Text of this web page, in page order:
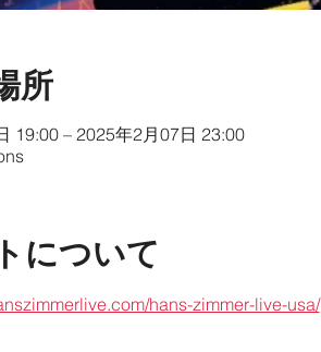
所
19:00 – 2025年2月07日 23:00
について
hans-zimmer-live-usa/